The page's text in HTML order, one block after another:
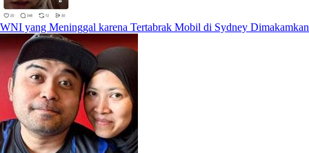
WNI yang Meninggal karena Tertabrak Mobil di Sydney Dimakamkan